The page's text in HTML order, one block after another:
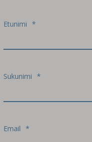
Etunimi *
Sukunimi *
Email *